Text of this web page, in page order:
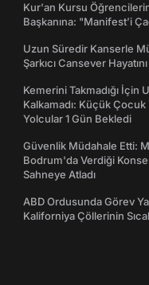
Kur'an Kursu
Başkanına: "Manifest’i
Uzun Süredir Kanserle
Şarkıcı Cansever
Kemerini Takmadığı İçin
Kalkamadı: Küçük
Yolcular 1 Gün Bekledi
Güvenlik Müdahale Etti:
Bodrum'da Verdiği
Sahneye Atladı
ABD Ordusunda Görev
Kaliforniya Çöllerinin